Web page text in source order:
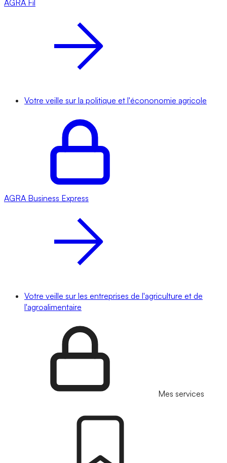
AGRA Fil
Votre veille sur la politique et l'écononomie agricole
AGRA Business Express
Votre veille sur les entreprises de l'agriculture et de
l'agroalimentaire
Mes services